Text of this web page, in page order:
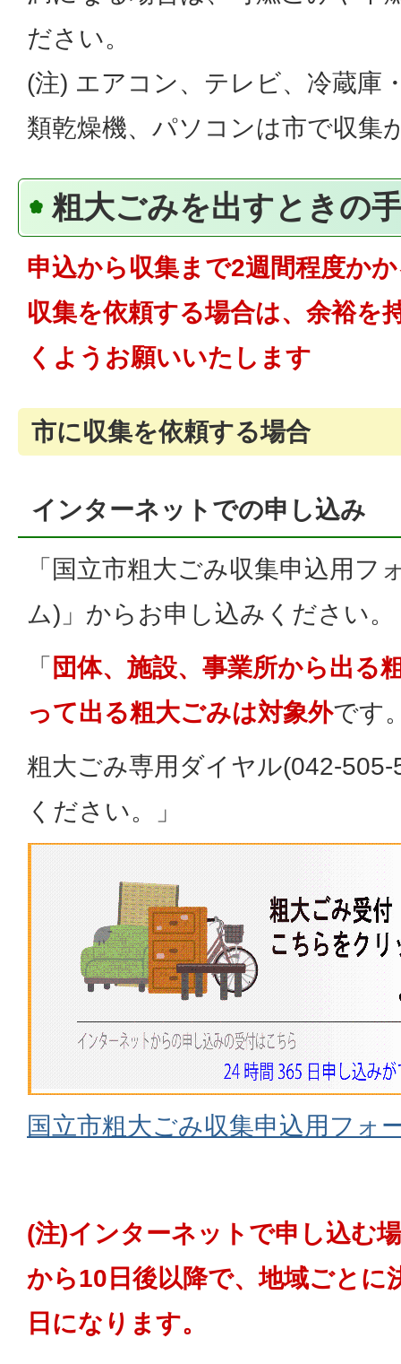
ださい。
(注) エアコン、テレビ、冷蔵庫
類乾燥機、パソコンは市で収集
粗大ごみを出すときの
申込から収集まで2週間程度か
収集を依頼する場合は、余裕を
くようお願いいたします
市に収集を依頼する場合
インターネットでの申し込み
「国立市粗大ごみ収集申込用フ
ム)」からお申し込みください。
「 団体、施設、事業所から出る
って出る粗大ごみは対象外です
粗大ごみ専用ダイヤル(042-
ください。」
国立市粗大ごみ収集申込用フォ
(注)インターネットで申し込む
から10日後以降で、地域ごとに
日になります。